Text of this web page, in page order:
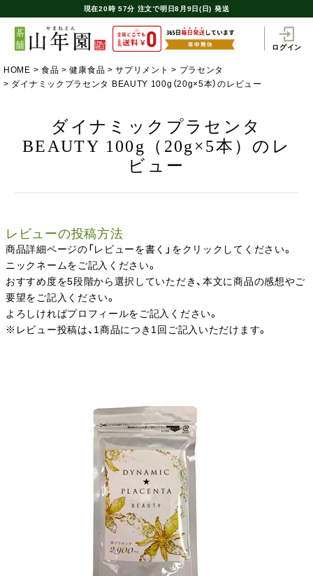
現在20時 57分 注文で明日8月9日(日) 発送
ログイン
HOME 食品 健康食品 サプリメント
プラセンタ
ダイナミックプラセンタ BEAUTY 100g（20g×5本）のレビュー
ダイナミックプラセンタ
BEAUTY 100g（20g×5本）のレ
ビュー
レビューの投稿方法
商品詳細ページの「レビューを書く」をクリックしてください。
ニックネームをご記入ください。
おすすめ度を5段階から選択していただき、本文に商品の感想やご
要望をご記入ください。
よろしければプロフィールをご記入ください。
※レビュー投稿は、1商品につき1回ご記入いただけます。